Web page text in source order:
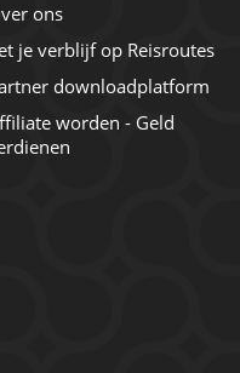
ons
je verblijf op Reisroutes
downloadplatform
worden - Geld